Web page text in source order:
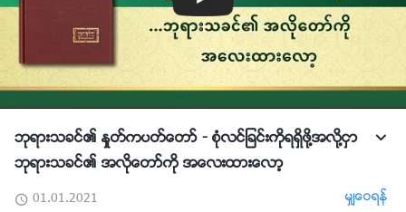
ဘုရားသခင္၏ ႏႈတ္ကပတ္ေတာ္ - စုံလင္ျခင္းကိုရရွိဖို႔အလို႔ငွာ
ဘုရားသခင္၏ အလိုေတာ္ကို အေလးထားေလာ့
01.01.2021 မွ်ေဝရန္